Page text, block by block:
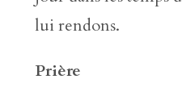
lui rendons.
Prière